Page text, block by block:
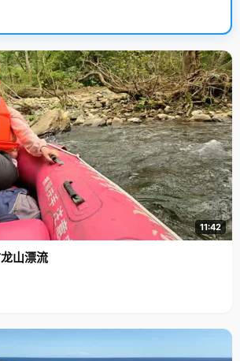
11:42
山漂流